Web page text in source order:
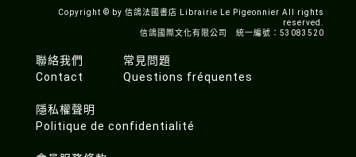
Copyright © by 信鴿法國書店 Librairie Le Pigeonnier All rights
reserved.
信鴿國際文化有限公司 統一編號：53083520
聯絡我們
Contact
常見問題
Questions fréquentes
隱私權聲明
Politique de confidentialité